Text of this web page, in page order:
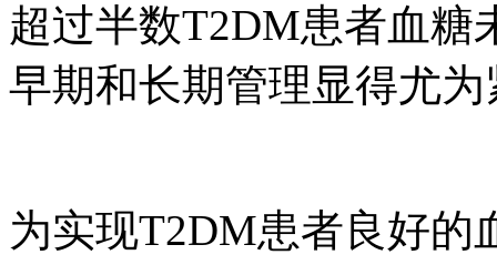
超过半数T2DM患者血糖
早期和长期管理显得尤为
为实现T2DM患者良好的